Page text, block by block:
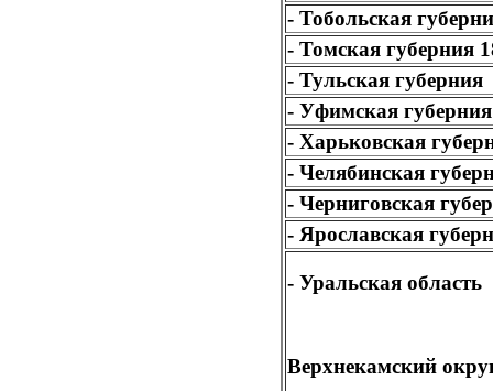
- Тобольская
- Томская губерния
- Тульская губерния
- Уфимская
- Харьковская
- Челябинская
- Черниговская
- Ярославская
- Уральская область
Верхнекамский